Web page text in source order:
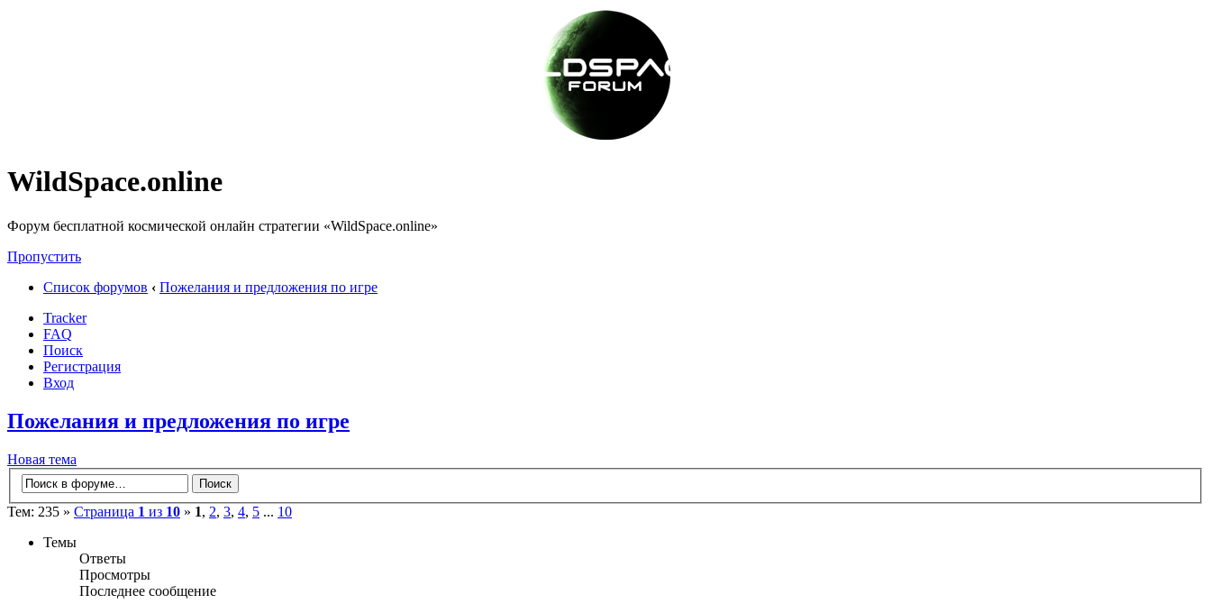
WildSpace.online
Форум бесплатной космической онлайн стратегии «WildSpace.online»
Пропустить
Список форумов ‹ Пожелания и предложения по игре
Tracker
FAQ
Поиск
Регистрация
Вход
Пожелания и предложения по игре
Новая тема
Тем: 235 » Страница 1 из 10 » 1, 2, 3, 4, 5 ... 10
Темы
Ответы
Просмотры
Последнее сообщение